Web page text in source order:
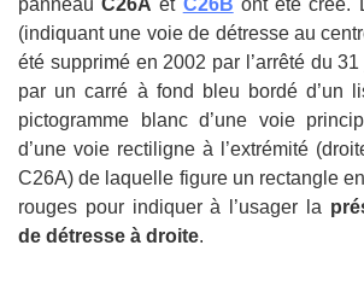
panneauC26A et C26B ont été créé.
(indiquant une voie de détresse au
été supprimé en 2002 par l’arrêté du
par un carré à fond bleu bordé d’un
pictogramme blanc d’une voie
d’une voie rectiligne à l’extrémité
C26A) de laquelle figure un rectangle
rouges pour indiquer à l’usager la
de détresse à droite.